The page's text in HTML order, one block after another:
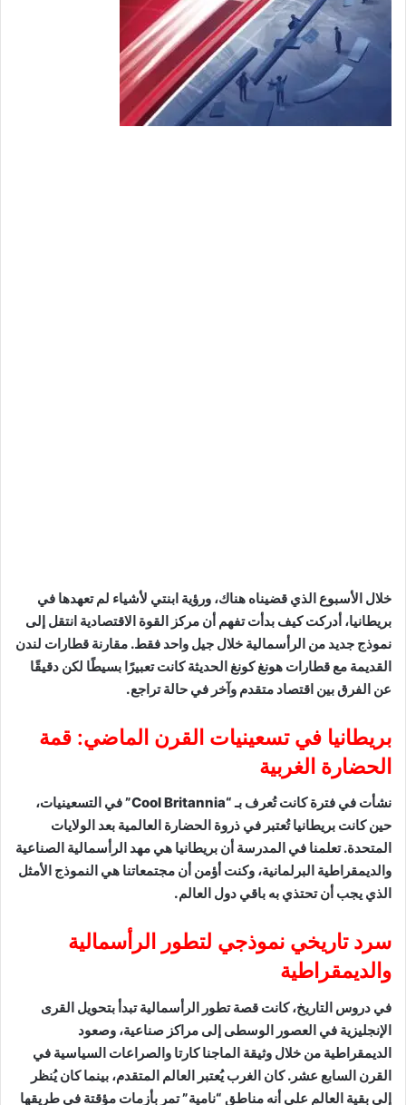
خلال الأسبوع الذي قضيناه هناك، ورؤية ابنتي لأشياء لم تعهدها في
بريطانيا، أدركت كيف بدأت تفهم أن مركز القوة الاقتصادية انتقل إلى
نموذج جديد من الرأسمالية خلال جيل واحد فقط. مقارنة قطارات لندن
القديمة مع قطارات هونغ كونغ الحديثة كانت تعبيرًا بسيطًا لكن دقيقًا
عن الفرق بين اقتصاد متقدم وآخر في حالة تراجع.
بريطانيا في تسعينيات القرن الماضي: قمة
الحضارة الغربية
نشأت في فترة كانت تُعرف بـ “Cool Britannia” في التسعينيات،
حين كانت بريطانيا تُعتبر في ذروة الحضارة العالمية بعد الولايات
المتحدة. تعلمنا في المدرسة أن بريطانيا هي مهد الرأسمالية الصناعية
والديمقراطية البرلمانية، وكنت أؤمن أن مجتمعاتنا هي النموذج الأمثل
الذي يجب أن تحتذي به باقي دول العالم.
سرد تاريخي نموذجي لتطور الرأسمالية
والديمقراطية
في دروس التاريخ، كانت قصة تطور الرأسمالية تبدأ بتحويل القرى
الإنجليزية في العصور الوسطى إلى مراكز صناعية، وصعود
الديمقراطية من خلال وثيقة الماجنا كارتا والصراعات السياسية في
القرن السابع عشر. كان الغرب يُعتبر العالم المتقدم، بينما كان يُنظر
إلى بقية العالم على أنه مناطق “نامية” تمر بأزمات مؤقتة في طريقها